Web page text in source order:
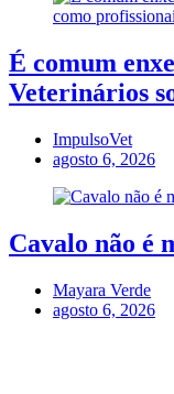
É comum
Veterinários
ImpulsoVet
agosto 6, 2026
Cavalo não é
Mayara Verde
agosto 6, 2026